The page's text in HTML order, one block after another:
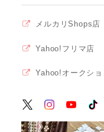
メルカリShops店
Yahoo!フリマ店
Yahoo!オークシ